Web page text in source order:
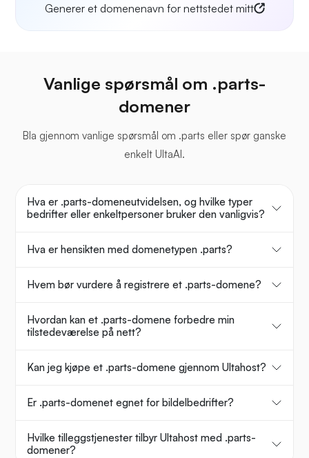
Generer et domenenavn for nettstedet mitt
Vanlige spørsmål om .parts-
domener
Bla gjennom vanlige spørsmål om .parts eller spør ganske
enkelt UltaAI.
Hva er .parts-domeneutvidelsen, og hvilke typer
bedrifter eller enkeltpersoner bruker den vanligvis?
Hva er hensikten med domenetypen .parts?
Hvem bør vurdere å registrere et .parts-domene?
Hvordan kan et .parts-domene forbedre min
tilstedeværelse på nett?
Kan jeg kjøpe et .parts-domene gjennom Ultahost?
Er .parts-domenet egnet for bildelbedrifter?
Hvilke tilleggstjenester tilbyr Ultahost med .parts-
domener?